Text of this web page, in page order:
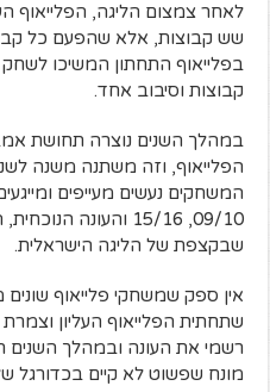
לאחר צמצום הליגה, הפלייאוף
שש קבוצות, אלא שהפעם כל
קבוצות וסיבוב אחד.
במהלך השנים נוצרה תחושת
הפלייאוף, וזה משתנה משנה
המשחקים נעשים מעייפים
09/10, 15/16 והעונה
שבקצפת של הליגה הישראלית.
אין ספק שמשחקי פלייאוף שונים
שתחתית הפלייאוף העליון
רשמי את העונה ובמהלך השנים
מונח שפשוט לא קיים בכדורגל